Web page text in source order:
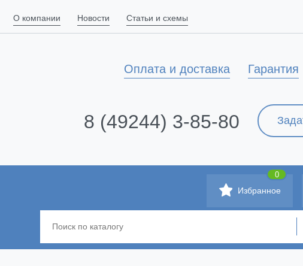
О компании Новости Статьи и схемы
Гарантия
Оплата и доставка
8 (49244) 3-85-80
Избранное
0